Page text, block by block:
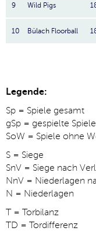
9 Wild Pigs
10 Bülach Floorball
Legende:
Sp = Spiele gesamt
gSp = gespielte Spiele
SoW = Spiele ohne
S = Siege
SnV = Siege nach
NnV = Niederlagen
N = Niederlagen
T = Torbilanz
TD = Tordifferenz